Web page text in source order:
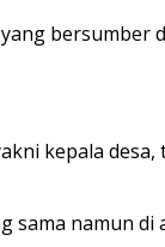
bersumber
kepala
sama namun